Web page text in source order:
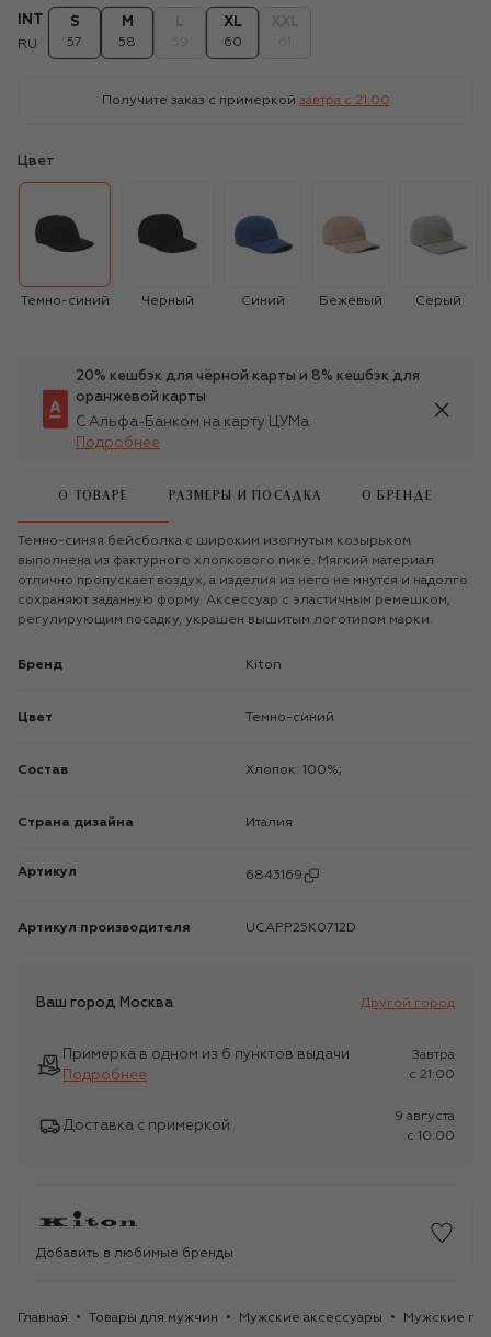
INT
RU
S
57
M
58
XL
60
Получите заказ с примеркой завтра c 21:00
Цвет
Темно-синий Черный Синий Бежевый Серый
20% кешбэк для чёрной карты и 8% кешбэк для
оранжевой карты
С Альфа-Банком на карту ЦУМа
Подробнее
О ТОВАРЕ РАЗМЕРЫ И ПОСАДКА О БРЕНДЕ
Темно-синяя бейсболка с широким изогнутым козырьком
выполнена из фактурного хлопкового пике. Мягкий материал
отлично пропускает воздух, а изделия из него не мнутся и надолго
сохраняют заданную форму. Аксессуар с эластичным ремешком,
регулирующим посадку, украшен вышитым логотипом марки.
Бренд Kiton
Цвет Темно-синий
Состав Хлопок: 100%;
Страна дизайна Италия
Артикул 6843169
Артикул производителя UCAPP25K0712D
Ваш город Москва Другой город
Примерка в одном из 6 пунктов выдачи
Подробнее
Завтра
c 21:00
Доставка с примеркой
9 августа
c 10:00
Добавить в любимые бренды
Главная Товары для мужчин Мужские аксессуары Мужские